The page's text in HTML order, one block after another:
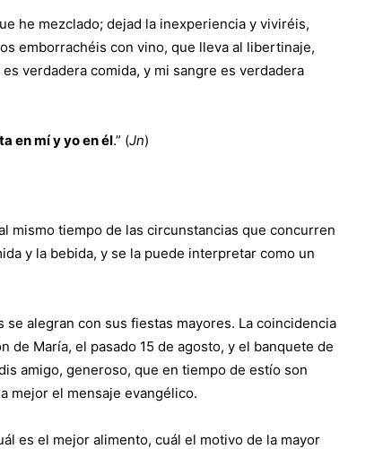
he mezclado; dejad la inexperiencia y viviréis,
os emborrachéis con vino, que lleva al libertinaje,
es verdadera comida, y mi sangre es verdadera
en mí y yo en él.” (Jn)
mismo tiempo de las circunstancias que concurren
y la bebida, y se la puede interpretar como un
alegran con sus fiestas mayores. La coincidencia
de María, el pasado 15 de agosto, y el banquete de
amigo, generoso, que en tiempo de estío son
mejor el mensaje evangélico.
es el mejor alimento, cuál el motivo de la mayor